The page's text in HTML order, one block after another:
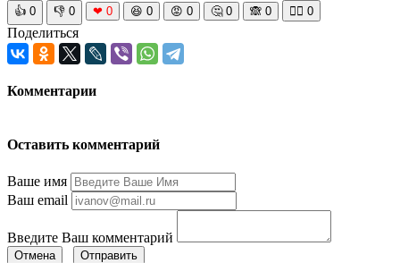
👍 0 👎 0 ❤ 0 😆 0 😡 0 🤔 0 🙈 0 🧘‍♀️ 0
Поделиться
Комментарии
Оставить комментарий
Ваше имя
Ваш email
Введите Ваш комментарий
Отмена Отправить